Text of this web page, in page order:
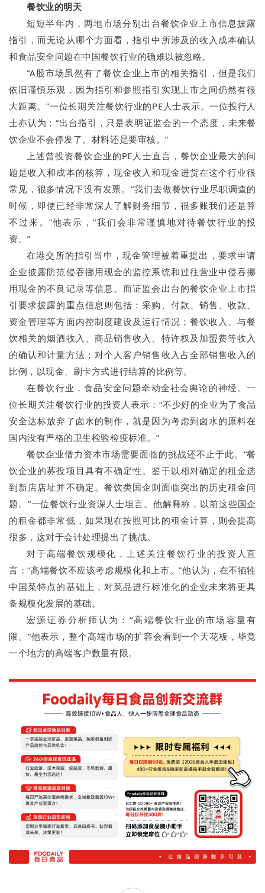
餐饮业的明天
短短半年内，两地市场分别出台餐饮企业上市信息披露
指引，而无论从哪个方面看，指引中所涉及的收入成本确认
和食品安全问题在中国餐饮行业的确难以被忽略。
“A股市场虽然有了餐饮企业上市的相关指引，但是我们
依旧谨慎乐观，因为指引和参照指引实现上市之间仍然有很
大距离。”一位长期关注餐饮行业的PE人士表示。一位投行人
士亦认为：“出台指引，只是表明证监会的一个态度，未来餐
饮企业不会停发了。材料还是要审核。”
上述曾投资餐饮企业的PE人士直言，餐饮企业最大的问
题是收入和成本的核算，现金收入和现金进货在这个行业很
常见，很多情况下没有发票。“我们去做餐饮行业尽职调查的
时候，即使已经非常深人了解财务细节，很多账我们还是算
不过来。”他表示，“我们会非常谨慎地对待餐饮行业的投
资。”
在港交所的指引当中，现金管理被着重提出，要求申请
企业披露防范侵吞挪用现金的监控系统和过往营业中侵吞挪
用现金的不良记录等信息。而证监会出台的餐饮企业上市指
引要求披露的重点信息则包括：采购、付款、销售、收款、
资金管理等方面内控制度建设及运行情况；餐饮收入、与餐
饮相关的烟酒收入、商品销售收入、特许权及加盟费等收入
的确认和计量方法；对个人客户销售收入占全部销售收入的
比例，以现金、刷卡方式进行结算的比例等。
在餐饮行业，食品安全问题牵动全社会舆论的神经。一
位长期关注餐饮行业的投资人表示：“不少好的企业为了食品
安全达标放弃了卤水的制作，就是因为考虑到卤水的原料在
国内没有严格的卫生检验检疫标准。”
餐饮企业借力资本市场需要面临的挑战还不止于此。“餐
饮企业的募投项目具有不确定性。鉴于以相对确定的租金选
到新店店址并不确定。餐饮类国企则面临突出的历史租金问
题。”一位餐饮行业资深人士坦言。他解释称，以前这些国企
的租金都非常低，如果现在按照可比的租金计算，则会提高
很多，这对于会计处理提出了挑战。
对于高端餐饮规模化，上述关注餐饮行业的投资人直
言：“高端餐饮不应该考虑规模化和上市。”他认为，在不牺牲
中国菜特点的基础上，对菜品进行标准化的企业未来将更具
备规模化发展的基础。
宏源证券分析师认为：“高端餐饮行业的市场容量有
限。”他表示，整个高端市场的扩容会看到一个天花板，毕竟
一个地方的高端客户数量有限。